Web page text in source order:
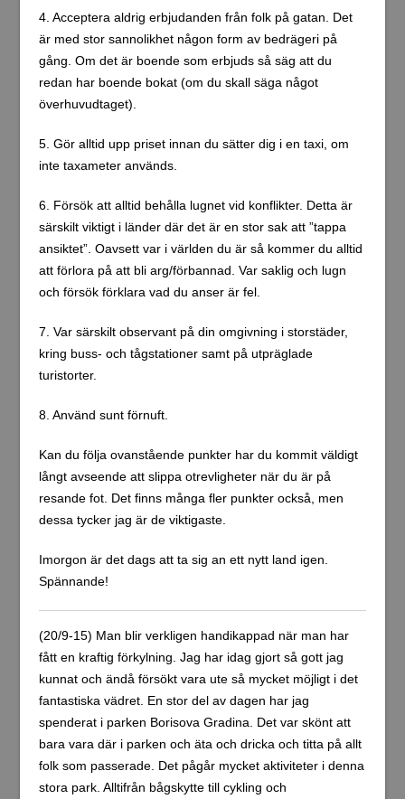
4. Acceptera aldrig erbjudanden från folk på gatan. Det
är med stor sannolikhet någon form av bedrägeri på
gång. Om det är boende som erbjuds så säg att du
redan har boende bokat (om du skall säga något
överhuvudtaget).
5. Gör alltid upp priset innan du sätter dig i en taxi, om
inte taxameter används.
6. Försök att alltid behålla lugnet vid konflikter. Detta är
särskilt viktigt i länder där det är en stor sak att ”tappa
ansiktet”. Oavsett var i världen du är så kommer du alltid
att förlora på att bli arg/förbannad. Var saklig och lugn
och försök förklara vad du anser är fel.
7. Var särskilt observant på din omgivning i storstäder,
kring buss- och tågstationer samt på utpräglade
turistorter.
8. Använd sunt förnuft.
Kan du följa ovanstående punkter har du kommit väldigt
långt avseende att slippa otrevligheter när du är på
resande fot. Det finns många fler punkter också, men
dessa tycker jag är de viktigaste.
Imorgon är det dags att ta sig an ett nytt land igen.
Spännande!
(20/9-15) Man blir verkligen handikappad när man har
fått en kraftig förkylning. Jag har idag gjort så gott jag
kunnat och ändå försökt vara ute så mycket möjligt i det
fantastiska vädret. En stor del av dagen har jag
spenderat i parken Borisova Gradina. Det var skönt att
bara vara där i parken och äta och dricka och titta på allt
folk som passerade. Det pågår mycket aktiviteter i denna
stora park. Alltifrån bågskytte till cykling och